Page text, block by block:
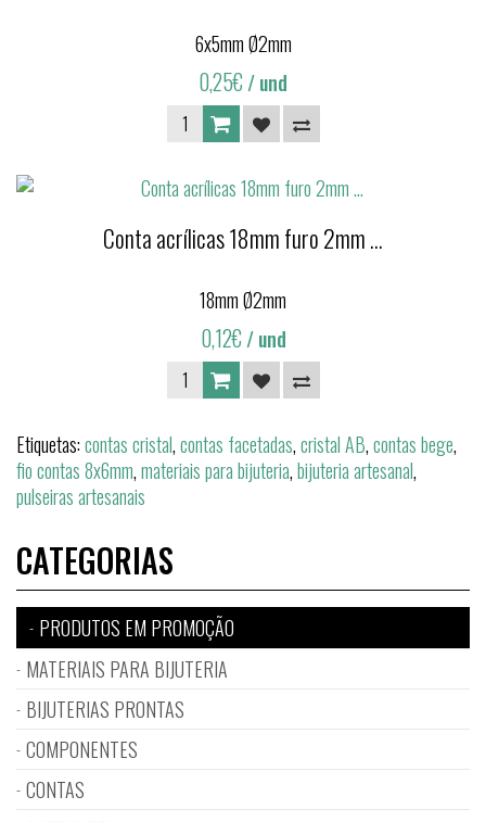
6x5mm Ø2mm
0,25€/ und
Conta acrílicas 18mm furo 2mm ...
18mm Ø2mm
0,12€/ und
Etiquetas:contas cristal,contas facetadas,cristal AB,contas bege,
fio contas 8x6mm,materiais para bijuteria,bijuteria artesanal,
pulseiras artesanais
CATEGORIAS
PRODUTOS EM PROMOÇÃO
MATERIAIS PARA BIJUTERIA
BIJUTERIAS PRONTAS
COMPONENTES
CONTAS